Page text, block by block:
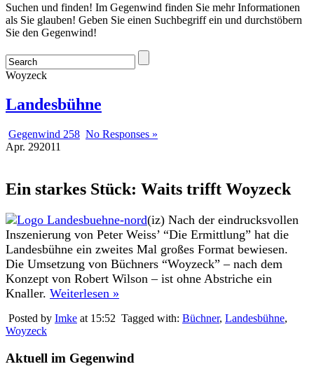
Startseite
Suchen und finden! Im Gegenwind finden Sie mehr Informationen
als Sie glauben! Geben Sie einen Suchbegriff ein und durchstöbern
Sie den Gegenwind!
Woyzeck
Landesbühne
Gegenwind 258 No Responses »
Apr. 292011
Ein starkes Stück: Waits trifft Woyzeck
(iz) Nach der eindrucksvollen
Inszenierung von Peter Weiss’ “Die Ermittlung” hat die
Landesbühne ein zweites Mal großes Format bewiesen.
Die Umsetzung von Büchners “Woyzeck” – nach dem
Konzept von Robert Wilson – ist ohne Abstriche ein
Knaller. Weiterlesen »
Posted by Imke at 15:52 Tagged with: Büchner, Landesbühne,
Woyzeck
Aktuell im Gegenwind